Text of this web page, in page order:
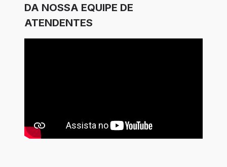
DA NOSSA EQUIPE DE
ATENDENTES